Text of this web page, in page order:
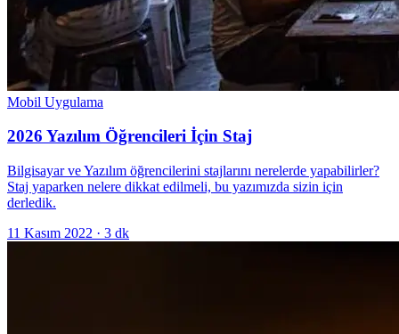
Mobil Uygulama
2026 Yazılım Öğrencileri İçin Staj
Bilgisayar ve Yazılım öğrencilerini stajlarını nerelerde yapabilirler?
Staj yaparken nelere dikkat edilmeli, bu yazımızda sizin için
derledik.
11 Kasım 2022 · 3 dk